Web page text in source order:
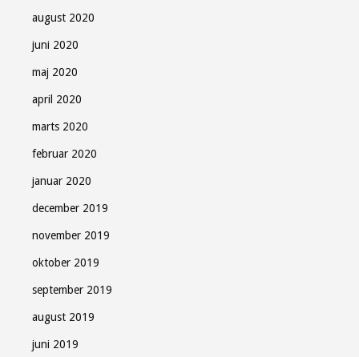
august 2020
juni 2020
maj 2020
april 2020
marts 2020
februar 2020
januar 2020
december 2019
november 2019
oktober 2019
september 2019
august 2019
juni 2019